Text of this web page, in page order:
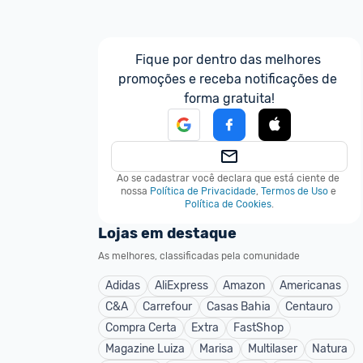
Fique por dentro das melhores
promoções e receba notificações de
forma gratuita!
Ao se cadastrar você declara que está ciente de
nossa Política de Privacidade, Termos de Uso e
Política de Cookies.
Lojas em destaque
As melhores, classificadas pela comunidade
Adidas AliExpress Amazon
Americanas
C&A
Carrefour Casas Bahia
Centauro
Compra Certa
Extra
FastShop
Magazine Luiza
Marisa Multilaser
Natura